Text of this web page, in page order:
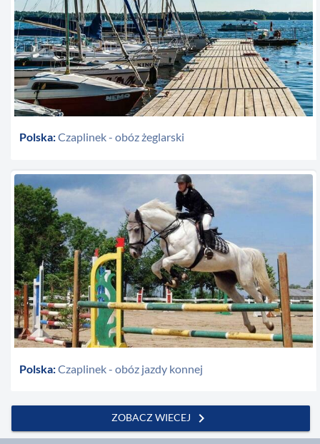
Polska:Czaplinek - obóz żeglarski
Polska:Czaplinek - obóz jazdy konnej
ZOBACZ WIECEJ chevron_right